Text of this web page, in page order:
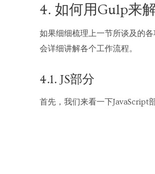
4. 如何用Gulp来
如果细细梳理上一节所谈及的
会详细讲解各个工作流程。
4.1. JS部分
首先，我们来看一下JavaScript